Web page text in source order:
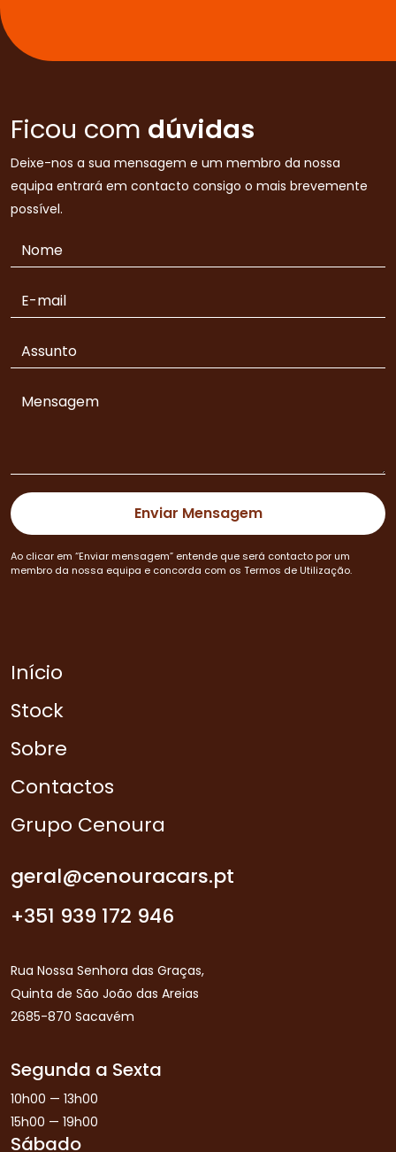
Ficou com dúvidas
Deixe-nos a sua mensagem e um membro da nossa
equipa entrará em contacto consigo o mais brevemente
possível.
Ao clicar em “Enviar mensagem” entende que será contacto por um
membro da nossa equipa e concorda com os Termos de Utilização.
Início
Stock
Sobre
Contactos
Grupo Cenoura
geral@cenouracars.pt
+351 939 172 946
Rua Nossa Senhora das Graças,
Quinta de São João das Areias
2685-870 Sacavém
Segunda a Sexta
10h00 — 13h00
15h00 — 19h00
Sábado